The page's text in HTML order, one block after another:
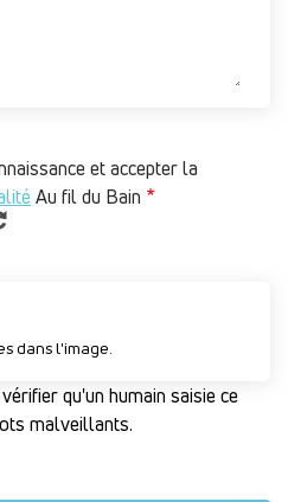
et accepter la
Au fil du Bain
dans l'image.
qu'un humain saisie ce
malveillants.